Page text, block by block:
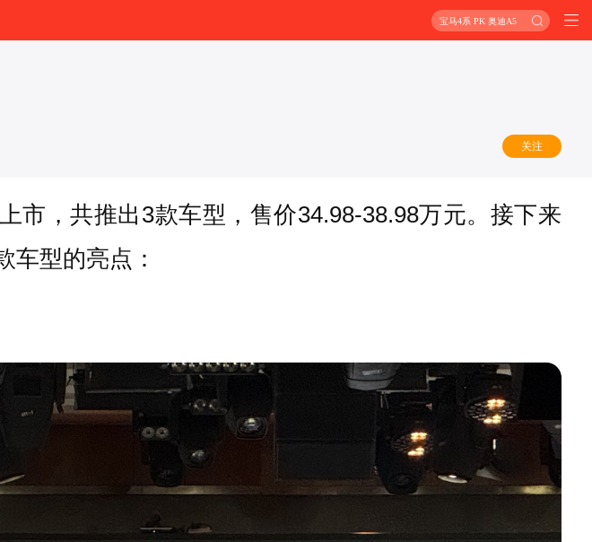
宝马4系 PK 奥迪A5
关注
市，共推出3款车型，售价34.98-38.98万元。接下来
车型的亮点：